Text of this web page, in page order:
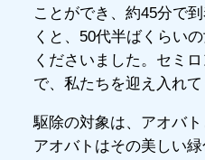
ことができ、約45分で
くと、50代半ばくらい
くださいました。セミ
で、私たちを迎え入れて
駆除の対象は、アオバト
アオバトはその美しい